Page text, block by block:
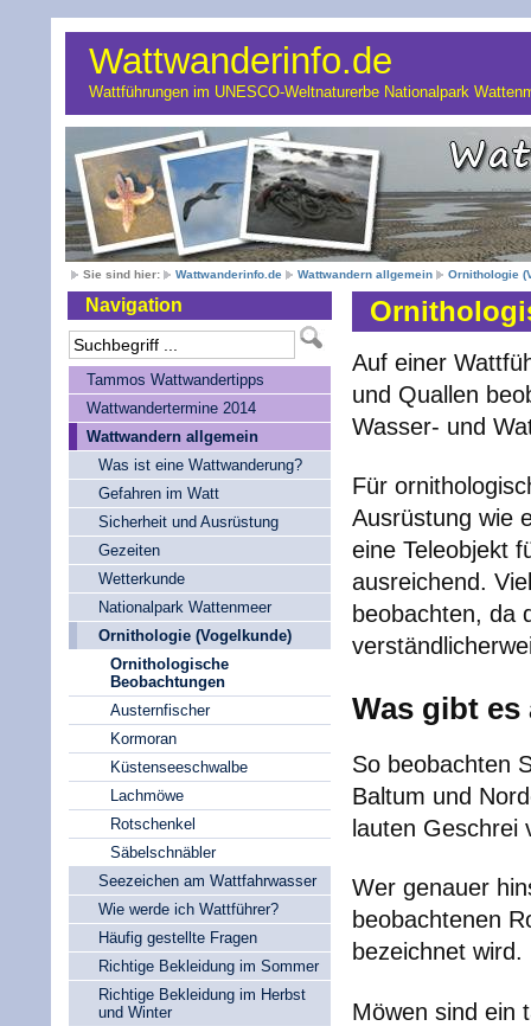
Wattwanderinfo.de
Wattführungen im UNESCO-Weltnaturerbe Nationalpark
Sie sind hier: Wattwanderinfo.de Wattwandern allgemein Ornithologie
Auf einer
und Quallen
Wasser- und
Für
Ausrüstung wie
eine Teleobjekt
ausreichend.
beobachten, da
Was gibt es
So beobachten
Baltum und
lauten Geschrei
Wer genauer
beobachtenen
bezeichnet wird.
Möwen sind ein
Navigation
Tammos Wattwandertipps
Wattwandertermine 2014
Wattwandern allgemein
Was ist eine Wattwanderung?
Gefahren im Watt
Sicherheit und Ausrüstung
Gezeiten
Wetterkunde
Nationalpark Wattenmeer
Ornithologie (Vogelkunde)
Ornithologische
Beobachtungen
Austernfischer
Kormoran
Küstenseeschwalbe
Lachmöwe
Rotschenkel
Säbelschnäbler
Seezeichen am Wattfahrwasser
Wie werde ich Wattführer?
Häufig gestellte Fragen
Richtige Bekleidung im Sommer
Richtige Bekleidung im Herbst
und Winter